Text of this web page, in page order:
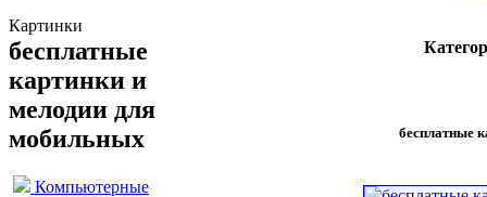
Картинки
бесплатные
картинки и
мелодии для
мобильных
Компьютерные
бесплатные